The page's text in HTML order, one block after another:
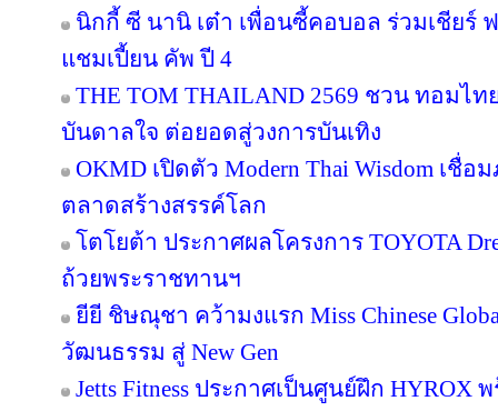
นิกกี้ ซี นานิ เต๋า เพื่อนซี้คอบอล ร่วมเชียร์
แชมเปี้ยน คัพ ปี 4
THE TOM THAILAND 2569 ชวน ทอมไ
บันดาลใจ ต่อยอดสู่วงการบันเทิง
OKMD เปิดตัว Modern Thai Wisdom เ
ตลาดสร้างสรรค์โลก
โตโยต้า ประกาศผลโครงการ TOYOTA
ถ้วยพระราชทานฯ
ยียี ชิษณุชา คว้ามงแรก Miss Chinese
วัฒนธรรม สู่ New Gen
Jetts Fitness ประกาศเป็นศูนย์ฝึก HYROX